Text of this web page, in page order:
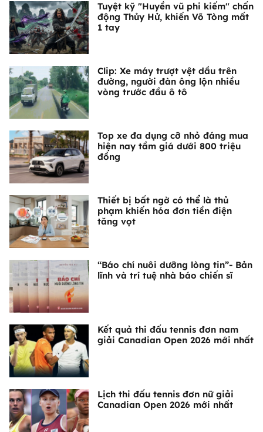
Tuyệt kỹ "Huyền vũ phi kiếm" chấn
động Thủy Hử, khiến Võ Tòng mất
1 tay
Clip: Xe máy trượt vệt dầu trên
đường, người đàn ông lộn nhiều
vòng trước đầu ô tô
Top xe đa dụng cỡ nhỏ đáng mua
hiện nay tầm giá dưới 800 triệu
đồng
Thiết bị bất ngờ có thể là thủ
phạm khiến hóa đơn tiền điện
tăng vọt
“Báo chí nuôi dưỡng lòng tin”- Bản
lĩnh và trí tuệ nhà báo chiến sĩ
Kết quả thi đấu tennis đơn nam
giải Canadian Open 2026 mới nhất
Lịch thi đấu tennis đơn nữ giải
Canadian Open 2026 mới nhất